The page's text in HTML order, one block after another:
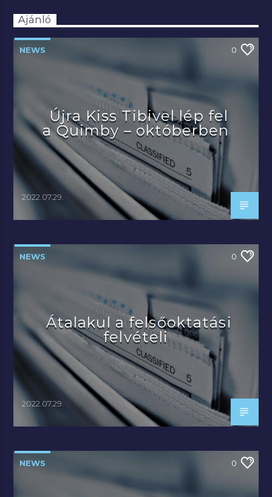
Ajánló
NEWS 0
Újra Kiss Tibivel lép fel
a Quimby – októberben
2022.07.29.
NEWS 0
Átalakul a felsőoktatási
felvételi
2022.07.29.
NEWS 0